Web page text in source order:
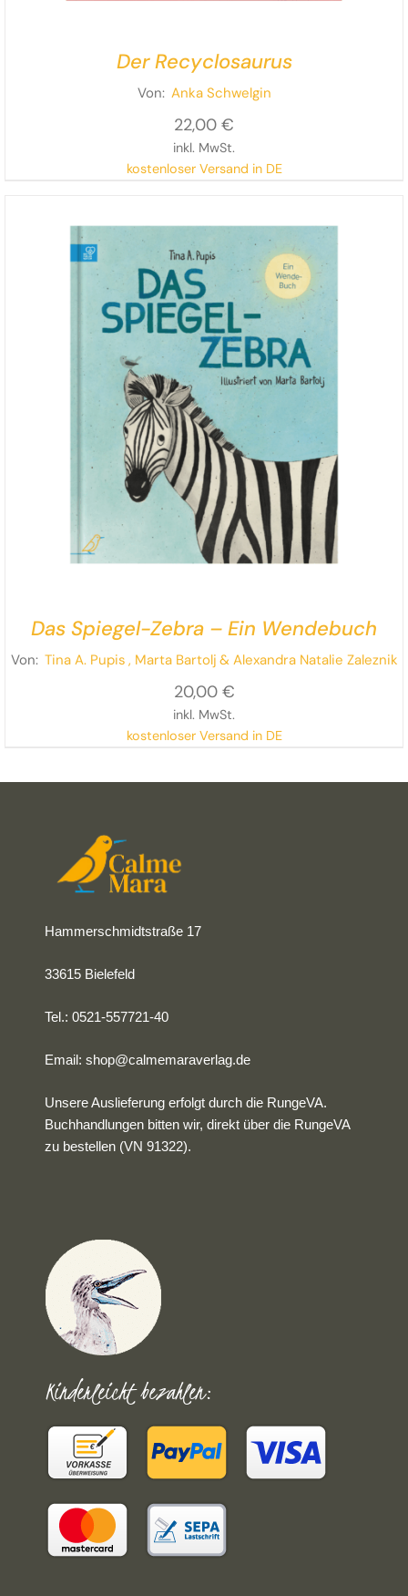
Der Recyclosaurus
Von: Anka Schwelgin
22,00 €
inkl. MwSt.
kostenloser Versand in DE
Das Spiegel-Zebra – Ein Wendebuch
Von: Tina A. Pupis , Marta Bartolj & Alexandra Natalie Zaleznik
20,00 €
inkl. MwSt.
kostenloser Versand in DE
Hammerschmidtstraße 17
33615 Bielefeld
Tel.: 0521-557721-40
Email:shop@calmemaraverlag.de
Unsere Auslieferung erfolgt durch die RungeVA.
Buchhandlungen bitten wir, direkt über die RungeVA
zu bestellen (VN 91322).
Kinderleicht bezahlen: